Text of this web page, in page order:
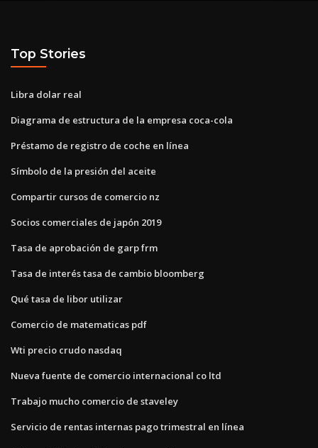
Top Stories
Libra dolar real
Diagrama de estructura de la empresa coca-cola
Préstamo de registro de coche en línea
Símbolo de la presión del aceite
Compartir cursos de comercio nz
Socios comerciales de japón 2019
Tasa de aprobación de garp frm
Tasa de interés tasa de cambio bloomberg
Qué tasa de libor utilizar
Comercio de matematicas pdf
Wti precio crudo nasdaq
Nueva fuente de comercio internacional co ltd
Trabajo mucho comercio de staveley
Servicio de rentas internas pago trimestral en línea